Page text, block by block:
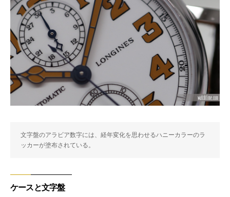
文字盤のアラビア数字には、経年変化を思わせるハニーカラーのラ
ッカーが塗布されている。
ケースと文字盤